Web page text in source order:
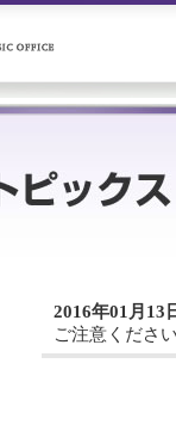
2016年01月13
ご注意くださ